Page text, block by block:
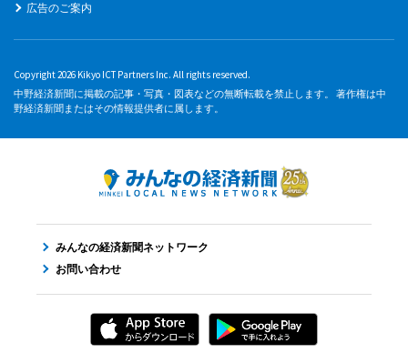
広告のご案内
Copyright 2026 Kikyo ICT Partners Inc. All rights reserved.
中野経済新聞に掲載の記事・写真・図表などの無断転載を禁止します。 著作権は中
野経済新聞またはその情報提供者に属します。
みんなの経済新聞ネットワーク
お問い合わせ